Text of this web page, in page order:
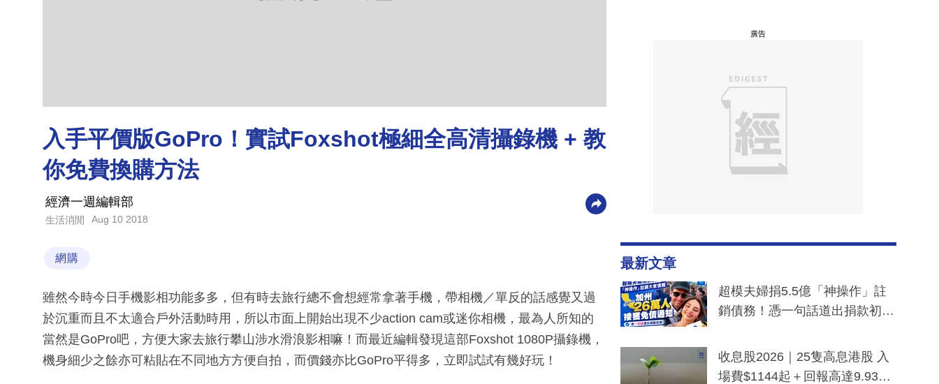
入手平價版GoPro！實試Foxshot極細全高清攝錄機 + 教
你免費換購方法
經濟一週編輯部
生活消閒 Aug 10 2018
網購
雖然今時今日手機影相功能多多，但有時去旅行總不會想經常拿著手機，帶相機／單反的話感覺又過
於沉重而且不太適合戶外活動時用，所以市面上開始出現不少action cam或迷你相機，最為人所知的
當然是GoPro吧，方便大家去旅行攀山涉水滑浪影相嘛！而最近編輯發現這部Foxshot 1080P攝錄機，
機身細少之餘亦可粘貼在不同地方方便自拍，而價錢亦比GoPro平得多，立即試試有幾好玩！
廣告
最新文章
超模夫婦捐5.5億「神操作」註
銷債務！憑一句話道出捐款初
一度被誤當詐騙手段
收息股2026｜25隻高息港股 入
場費$1144起＋回報高達9.93